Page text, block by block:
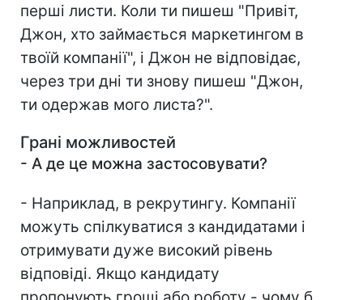
перші листи. Коли ти пишеш "Привіт,
Джон, хто займається маркетингом в
твоїй компанії", і Джон не відповідає,
через три дні ти знову пишеш "Джон,
ти одержав мого листа?".
Грані можливостей
- А де це можна застосовувати?
- Наприклад, в рекрутингу. Компанії
можуть спілкуватися з кандидатами і
отримувати дуже високий рівень
відповіді. Якщо кандидату